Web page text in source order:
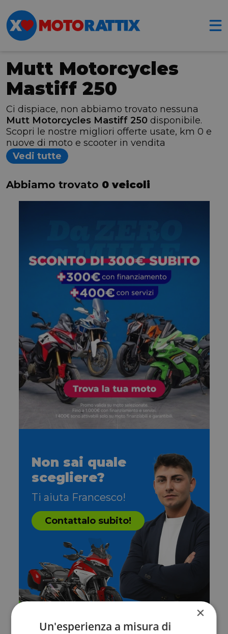
Mutt Motorcycles
Mastiff 250
Ci dispiace, non abbiamo trovato nessuna
Mutt Motorcycles Mastiff 250 disponibile.
Scopri le nostre migliori offerte usate, km 0 e
nuove di moto e scooter in vendita
Vedi tutte
Abbiamo trovato 0 veicoli
Non sai quale
scegliere?
Ti aiuta Francesco!
Contattalo subito!
×
Un'esperienza a misura di